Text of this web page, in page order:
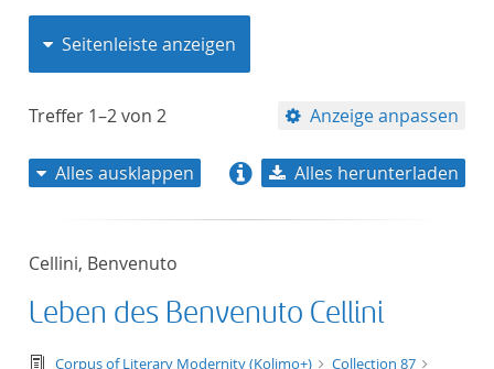
Seitenleiste anzeigen
Treffer 1–2von 2 Anzeige anpassen
Titel absteigend
Alles ausklappen Alles herunterladen
Cellini, Benvenuto
Leben des Benvenuto Cellini
text/tg.edition+tg.aggregation+xml
Corpus of Literary Modernity (Kolimo+)
Collection 87